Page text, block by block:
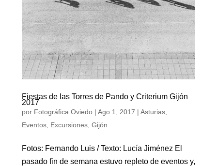
Fiestas de las Torres de Pando y Criterium Gijón
2017
por Fotográfica Oviedo| Ago 1, 2017 | Asturias,
Eventos, Excursiones, Gijón
Fotos: Fernando Luis / Texto: Lucía Jiménez El
pasado fin de semana estuvo repleto de eventos y,